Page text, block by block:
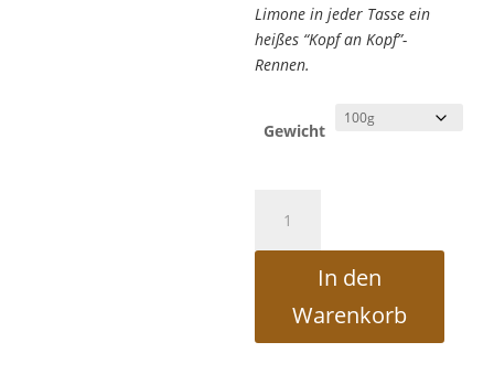
Limone in jeder Tasse ein
heißes “Kopf an Kopf”-
Rennen.
Gewicht
Lady
Menge
In den
Warenkorb